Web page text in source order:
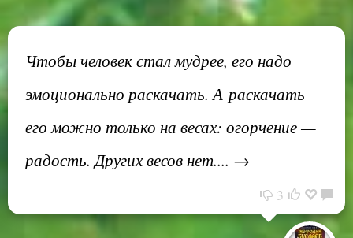
Чтобы человек стал мудрее, его надо
эмоционально раскачать. А раскачать
его можно только на весах: огорчение —
радость. Других весов нет.... →
3